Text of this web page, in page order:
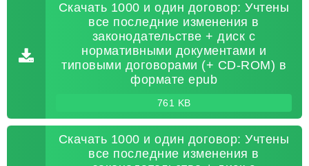
Скачать 1000 и один договор: Учтены
все последние изменения в
законодательстве + диск с
нормативными документами и
типовыми договорами (+ CD-ROM) в
формате epub
761 KB
Скачать 1000 и один договор: Учтены
все последние изменения в